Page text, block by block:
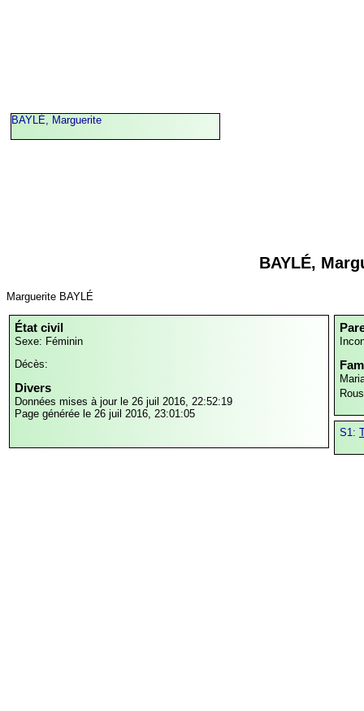
BAYLÉ, Marguerite
BAYLÉ,
Marguerite BAYLÉ
État civil
Sexe: Féminin
Décès:
Divers
Données mises à jour le 26 juil 2016, 22:52:19
Page générée le 26 juil 2016, 23:01:05
S1: